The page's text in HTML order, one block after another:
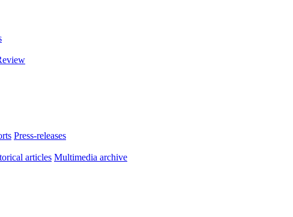
Press-releases
articles Multimedia archive